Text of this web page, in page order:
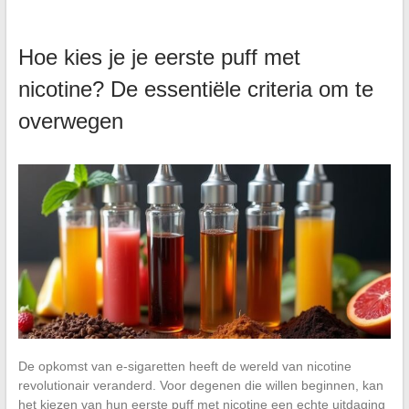
Hoe kies je je eerste puff met
nicotine? De essentiële criteria om te
overwegen
De opkomst van e-sigaretten heeft de wereld van nicotine
revolutionair veranderd. Voor degenen die willen beginnen, kan
het kiezen van hun eerste puff met nicotine een echte uitdaging